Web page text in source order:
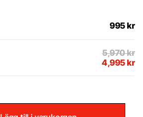
995 kr
5,970kr
4,995 kr